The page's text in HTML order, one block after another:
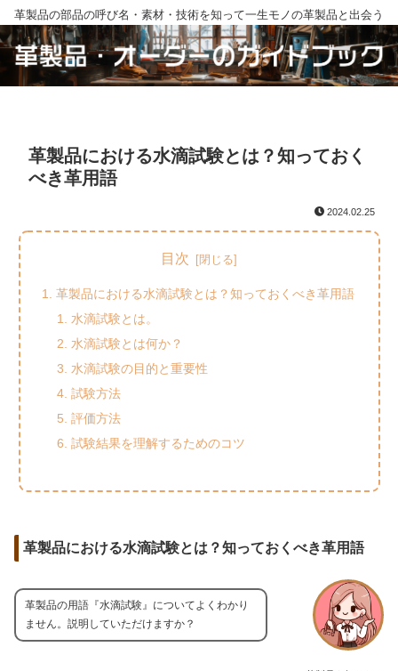
革製品の部品の呼び名・素材・技術を知って一生モノの革製品と出会う
革製品における水滴試験とは？知っておく
べき革用語
2024.02.25
目次
革製品における水滴試験とは？知っておくべき革用語
水滴試験とは。
水滴試験とは何か？
水滴試験の目的と重要性
試験方法
評価方法
試験結果を理解するためのコツ
革製品における水滴試験とは？知っておくべき革用語
革製品の用語『水滴試験』についてよくわかり
ません。説明していただけますか？